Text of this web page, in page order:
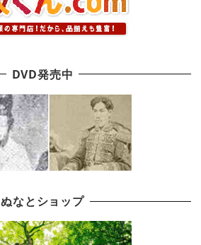
DVD発売中
ぬなとショップ